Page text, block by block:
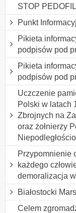
STOP
Punkt
Pikieta
podpisów pod
Pikieta
podpisów pod
Uczczenie
Polski w latach
Zbrojnych na
oraz żołnierzy
Przypomnienie
każdego
demoralizacja
Białostocki
Celem